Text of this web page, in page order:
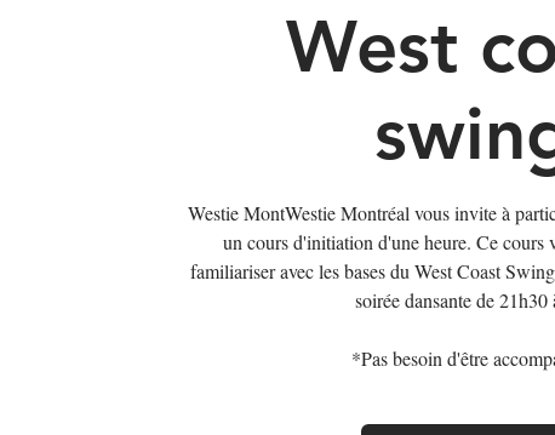
West
Westie MontWestie Montréal vous invite à
un cours d'initiation d'une heure. Ce cours
familiariser avec les bases du West Coast
soirée dansante de 21h30
*Pas besoin d'être